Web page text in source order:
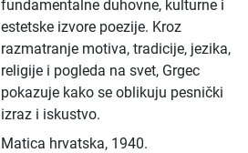
fundamentalne duhovne, kulturne i
estetske izvore poezije. Kroz
razmatranje motiva, tradicije, jezika,
religije i pogleda na svet, Grgec
pokazuje kako se oblikuju pesnički
izraz i iskustvo.
Matica hrvatska, 1940.